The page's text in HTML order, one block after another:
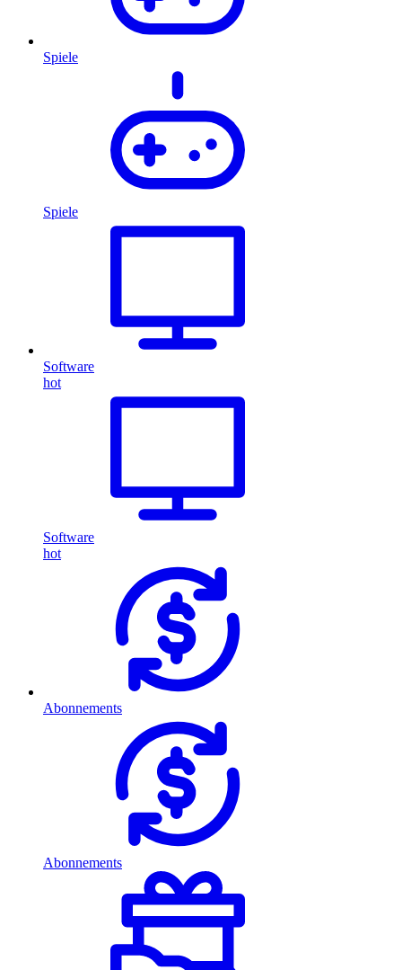
Spiele
Spiele
Software
hot
Software
hot
Abonnements
Abonnements